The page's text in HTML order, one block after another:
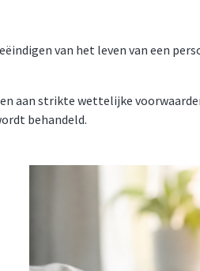
van het leven van een
aan strikte wettelijke
behandeld.